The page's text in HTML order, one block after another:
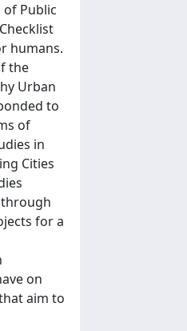
Public
humans.
the
Urban
to
of
in
Cities
for a
on
aim to